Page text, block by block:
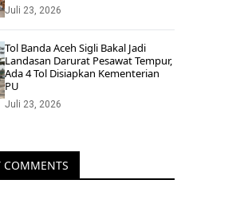
Juli 23, 2026
Tol Banda Aceh Sigli Bakal Jadi
Landasan Darurat Pesawat Tempur,
Ada 4 Tol Disiapkan Kementerian
PU
Juli 23, 2026
COMMENTS